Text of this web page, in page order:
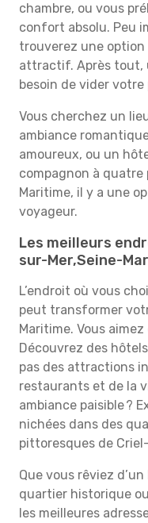
chambre, ou vous
confort absolu. Peu
trouverez une
attractif. Après tout,
besoin de vider
Vous cherchez un
ambiance
amoureux, ou un
compagnon à quatre
Maritime, il y a une
voyageur.
Les meilleurs
sur-Mer,Seine-
L’endroit où vous
peut transformer
Maritime. Vous
Découvrez des
pas des attractions
restaurants et de la
ambiance paisible ?
nichées dans des
pittoresques de
Que vous rêviez
quartier historique
les meilleures